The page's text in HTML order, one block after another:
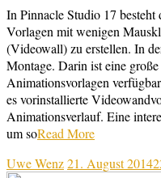
In Pinnacle Studio 17
Vorlagen mit wenigen
(Videowall) zu erstellen. In
Montage. Darin ist eine
Animationsvorlagen
es vorinstallierte
Animationsverlauf. Eine
um soRead More
Uwe Wenz21. August 2014